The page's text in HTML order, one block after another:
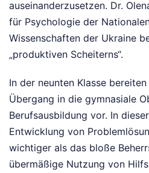
auseinanderzusetzen. Dr.
für Psychologie der
Wissenschaften der Ukraine
„produktiven Scheiterns“.
In der neunten Klasse
Übergang in die gymnasiale
Berufsausbildung vor. In
Entwicklung von
wichtiger als das bloße
übermäßige Nutzung von